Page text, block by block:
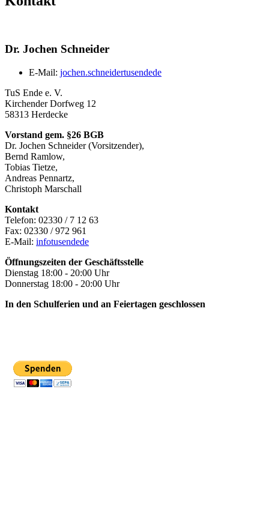
Dr. Jochen Schneider
E-Mail: jochen.schneidertusendede
TuS Ende e. V.
Kirchender Dorfweg 12
58313 Herdecke
Vorstand gem. §26 BGB
Dr. Jochen Schneider (Vorsitzender),
Bernd Ramlow,
Tobias Tietze,
Andreas Pennartz,
Christoph Marschall
Kontakt
Telefon: 02330 / 7 12 63
Fax: 02330 / 972 961
E-Mail: infotusendede
Öffnungszeiten der Geschäftsstelle
Dienstag 18:00 - 20:00 Uhr
Donnerstag 18:00 - 20:00 Uhr
In den Schulferien und an Feiertagen geschlossen